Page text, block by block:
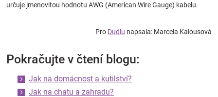
určuje jmenovitou hodnotu AWG (American Wire Gauge) kabelu.
Pro Dudlu napsala: Marcela Kalousová
Pokračujte v čtení blogu:
Jak na domácnost a kutilství?
Jak na chatu a zahradu?